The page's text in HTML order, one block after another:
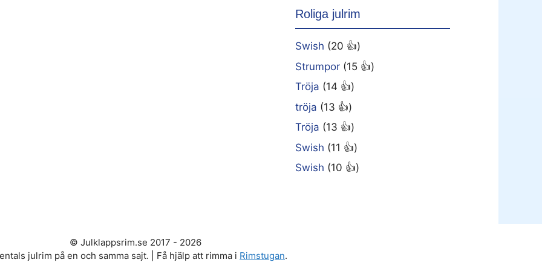
Roliga julrim
Swish (20 👍)
Strumpor (15 👍)
Tröja (14 👍)
tröja (13 👍)
Tröja (13 👍)
Swish (11 👍)
Swish (10 👍)
© Julklappsrim.se 2017 - 2026
julrim på en och samma sajt. | Få hjälp att rimma i Rimstugan.